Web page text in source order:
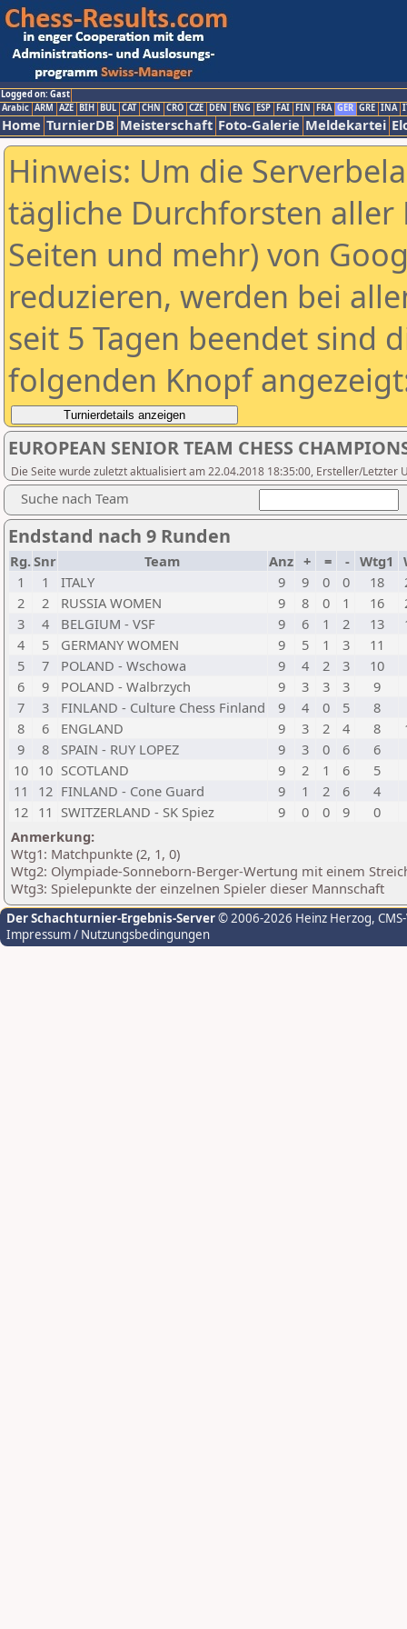
Logged on: Gast
Arabic ARM AZE BIH BUL CAT CHN CRO CZE DEN ENG ESP FAI FIN FRA GER GRE INA
Home TurnierDB Meisterschaft Foto-Galerie Meldekartei
Hinweis: Um die
tägliche Durchforsten aller
Seiten und mehr) von
reduzieren, werden bei
seit 5 Tagen beendet sind
folgenden Knopf
EUROPEAN SENIOR TEAM CHESS
Die Seite wurde zuletzt aktualisiert am 22.04.2018 18:35:00, Ersteller/Letzter
Suche nach Team
Endstand nach 9 Runden
Rg.Snr Team Anz + = - Wtg1
1
1 ITALY 9 9 0 0 18
2
2 RUSSIA WOMEN 9 8 0 1 16
3
4 BELGIUM - VSF 9 6 1 2 13
4
5 GERMANY WOMEN 9 5 1 3
11
5
7 POLAND - Wschowa 9 4 2 3
10
6
9 POLAND - Walbrzych 9 3 3 3
9
7
3 FINLAND - Culture Chess Finland 9 4 0 5
8
8
6 ENGLAND 9 3 2 4 8
9
8 SPAIN - RUY LOPEZ 9 3 0 6
6
10 10 SCOTLAND 9 2 1 6
5
11
12 FINLAND - Cone Guard 9 1 2 6
4
12 11 SWITZERLAND - SK Spiez 9 0 0 9
0
Anmerkung:
Wtg1: Matchpunkte (2, 1, 0)
Wtg2: Olympiade-Sonneborn-Berger-Wertung mit einem
Wtg3: Spielepunkte der einzelnen Spieler dieser Mannschaft
Der Schachturnier-Ergebnis-Server© 2006-2026 Heinz Herzog,
Impressum / Nutzungsbedingungen